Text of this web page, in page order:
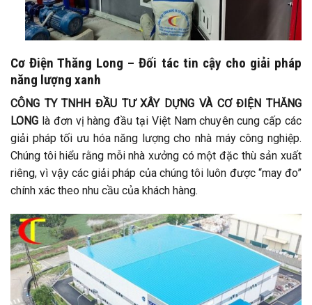
Cơ Điện Thăng Long – Đối tác tin cậy cho giải pháp
năng lượng xanh
CÔNG TY TNHH ĐẦU TƯ XÂY DỰNG VÀ CƠ ĐIỆN THĂNG
LONG là đơn vị hàng đầu tại Việt Nam chuyên cung cấp các
giải pháp tối ưu hóa năng lượng cho nhà máy công nghiệp.
Chúng tôi hiểu rằng mỗi nhà xưởng có một đặc thù sản xuất
riêng, vì vậy các giải pháp của chúng tôi luôn được “may đo”
chính xác theo nhu cầu của khách hàng.